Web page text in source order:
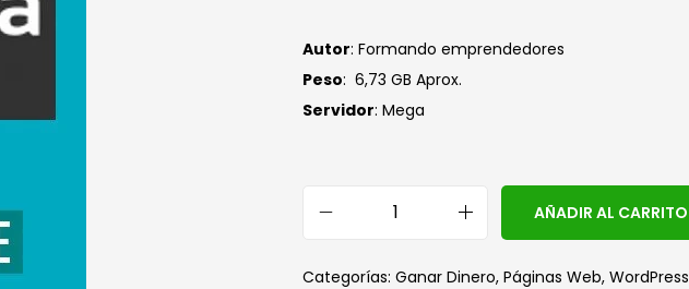
Autor: Formando emprendedores
Peso: 6,73 GB Aprox.
Servidor: Mega
AÑADIR AL CARRITO
Categorías: Ganar Dinero, Páginas Web, WordPress